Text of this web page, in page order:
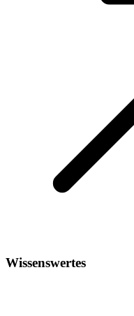
Wissenswertes